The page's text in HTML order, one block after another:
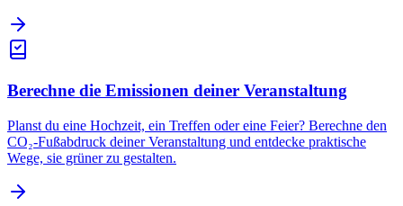
Berechne die Emissionen deiner Veranstaltung
Planst du eine Hochzeit, ein Treffen oder eine Feier? Berechne den
CO₂-Fußabdruck deiner Veranstaltung und entdecke praktische
Wege, sie grüner zu gestalten.